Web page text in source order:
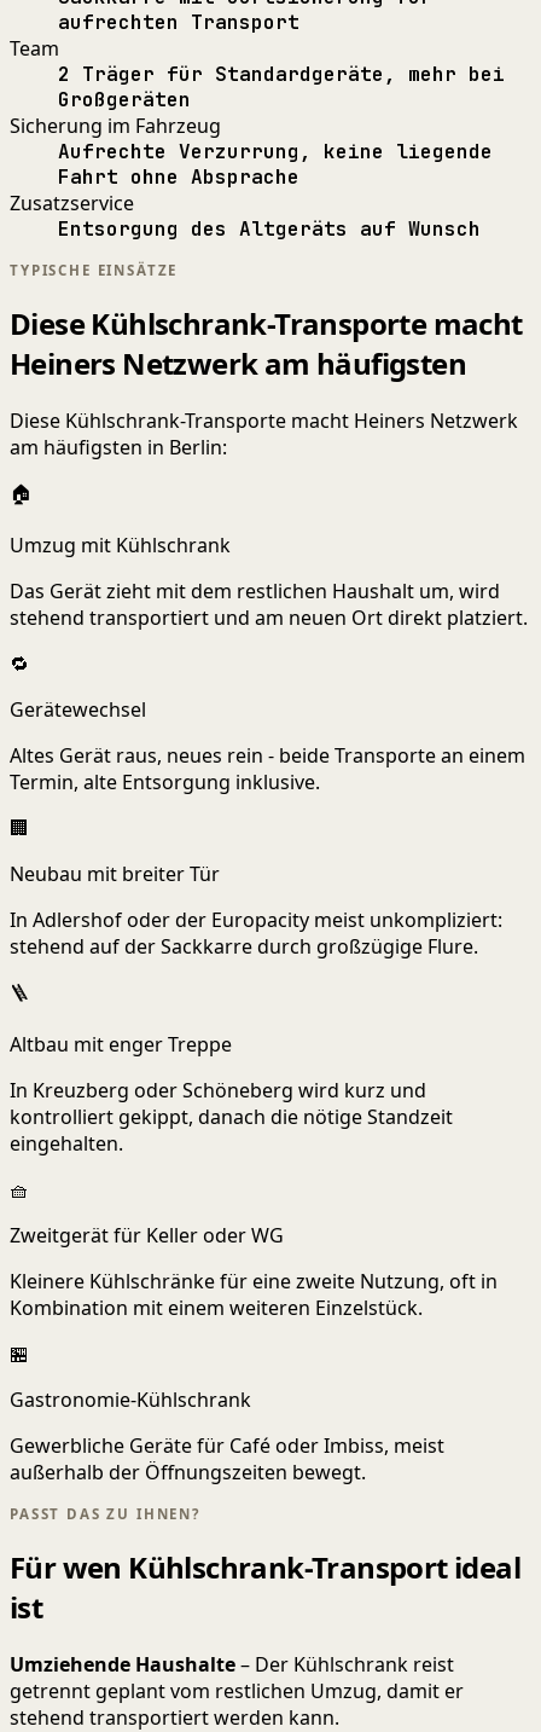
aufrechten Transport
Team
2 Träger für Standardgeräte, mehr bei
Großgeräten
Sicherung im Fahrzeug
Aufrechte Verzurrung, keine liegende
Fahrt ohne Absprache
Zusatzservice
Entsorgung des Altgeräts auf Wunsch
TYPISCHE EINSÄTZE
Diese Kühlschrank-Transporte macht
Heiners Netzwerk am häufigsten
Diese Kühlschrank-Transporte macht Heiners Netzwerk
am häufigsten in Berlin:
🏠
Umzug mit Kühlschrank
Das Gerät zieht mit dem restlichen Haushalt um, wird
stehend transportiert und am neuen Ort direkt platziert.
🔁
Gerätewechsel
Altes Gerät raus, neues rein - beide Transporte an einem
Termin, alte Entsorgung inklusive.
🏢
Neubau mit breiter Tür
In Adlershof oder der Europacity meist unkompliziert:
stehend auf der Sackkarre durch großzügige Flure.
🪜
Altbau mit enger Treppe
In Kreuzberg oder Schöneberg wird kurz und
kontrolliert gekippt, danach die nötige Standzeit
eingehalten.
🧺
Zweitgerät für Keller oder WG
Kleinere Kühlschränke für eine zweite Nutzung, oft in
Kombination mit einem weiteren Einzelstück.
🏪
Gastronomie-Kühlschrank
Gewerbliche Geräte für Café oder Imbiss, meist
außerhalb der Öffnungszeiten bewegt.
PASST DAS ZU IHNEN?
Für wen Kühlschrank-Transport ideal
ist
Umziehende Haushalte– Der Kühlschrank reist
getrennt geplant vom restlichen Umzug, damit er
stehend transportiert werden kann.